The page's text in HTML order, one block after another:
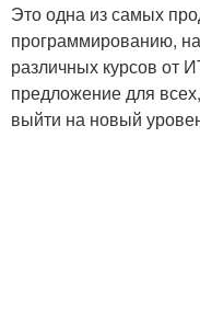
Это одна из самых
программированию,
различных курсов от
предложение для
выйти на новый